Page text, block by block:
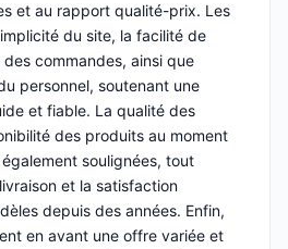
et au rapport qualité-prix. Les
du site, la facilité de
commandes, ainsi que
personnel, soutenant une
et fiable. La qualité des
des produits au moment
soulignées, tout
et la satisfaction
depuis des années. Enfin,
en avant une offre variée et